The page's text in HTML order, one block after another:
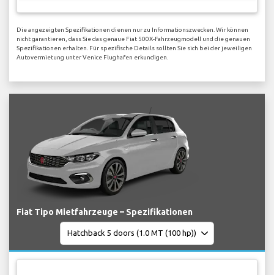
Die angezeigten Spezifikationen dienen nur zu Informationszwecken. Wir können
nicht garantieren, dass Sie das genaue Fiat 500X-Fahrzeugmodell und die genauen
Spezifikationen erhalten. Für spezifische Details sollten Sie sich bei der jeweiligen
Autovermietung unter Venice Flughafen erkundigen.
Fiat Tipo Mietfahrzeuge – Spezifikationen